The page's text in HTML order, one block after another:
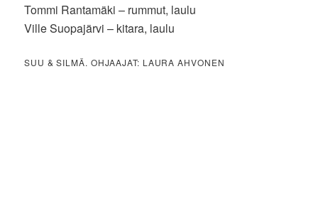
Tommi Rantamäki – rummut, laulu
Ville Suopajärvi – kitara, laulu
SUU & SILMÄ. OHJAAJAT: LAURA AHVONEN